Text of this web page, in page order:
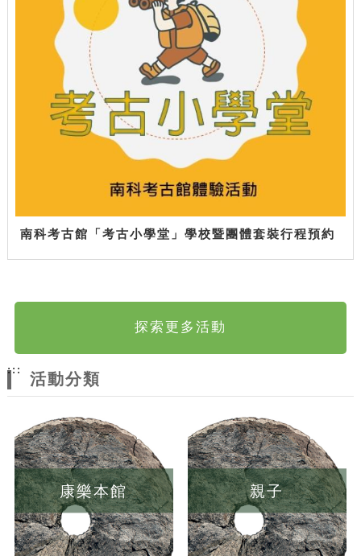
南科考古館「考古小學堂」學校暨團體套裝行程預約
探索更多活動
:::
活動分類
康樂本館 親子